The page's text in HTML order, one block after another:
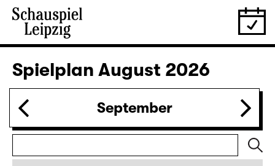
Spielplan August 2026
September